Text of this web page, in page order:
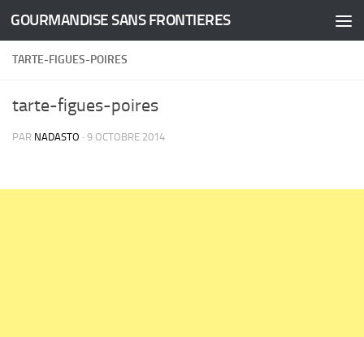
Skip to content
GOURMANDISE SANS FRONTIERES
TARTE-FIGUES-POIRES
tarte-figues-poires
PAR NADASTO · 9 OCTOBRE 2014